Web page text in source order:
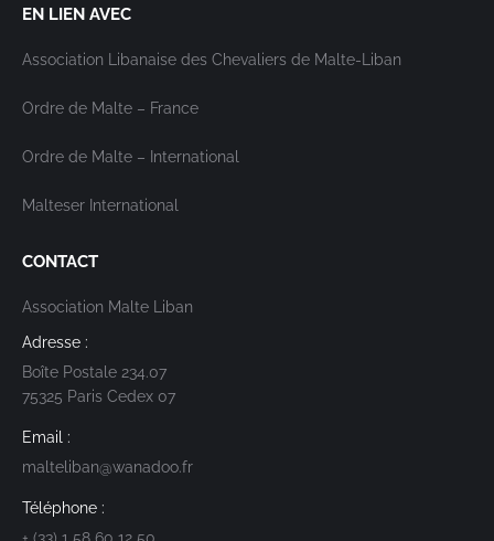
EN LIEN AVEC
Association Libanaise des Chevaliers de Malte-Liban
Ordre de Malte – France
Ordre de Malte – International
Malteser International
CONTACT
Association Malte Liban
Adresse :
Boîte Postale 234.07
75325 Paris Cedex 07
Email :
malteliban@wanadoo.fr
Téléphone :